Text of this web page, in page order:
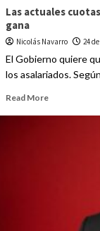
Las actuales
gana
Nicolás Navarro 24
El Gobierno quiere
los asalariados.
Read More